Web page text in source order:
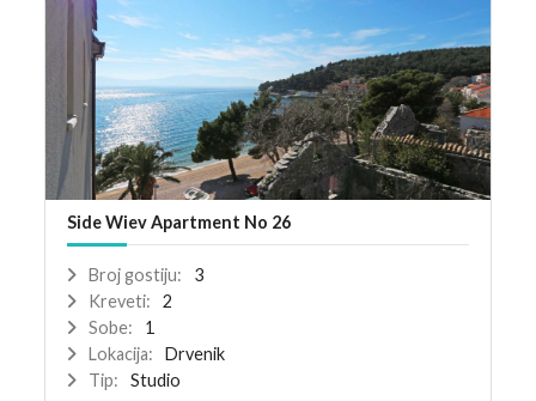
Side Wiev Apartment No 26
Broj gostiju:
3
Kreveti:
2
Sobe:
1
Lokacija:
Drvenik
Tip:
Studio